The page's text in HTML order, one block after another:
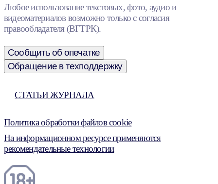
Любое использование текстовых, фото, аудио и
видеоматериалов возможно только с согласия
правообладателя (ВГТРК).
Сообщить об опечатке
Обращение в техподдержку
СТАТЬИ ЖУРНАЛА
Политика обработки файлов cookie
На информационном ресурсе применяются
рекомендательные технологии